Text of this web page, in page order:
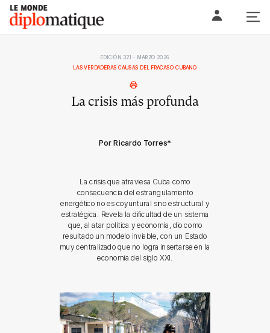
Skip
content
Le monde diplomatique
EDICIÓN 321 - MARZO 2026
LAS VERDADERAS CAUSAS DEL FRACASO CUBANO
La crisis más profunda
Por Ricardo Torres*
La crisis que atraviesa Cuba como
consecuencia del estrangulamiento
energético no es coyuntural sino estructural y
estratégica. Revela la dificultad de un sistema
que, al atar política y economía, dio como
resultado un modelo inviable, con un Estado
muy centralizado que no logra insertarse en la
economía del siglo XXI.